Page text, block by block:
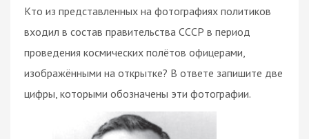
Кто из представленных на фотографиях политиков
входил в состав правительства СССР в период
проведения космических полётов офицерами,
изображёнными на открытке? В ответе запишите две
цифры, которыми обозначены эти фотографии.